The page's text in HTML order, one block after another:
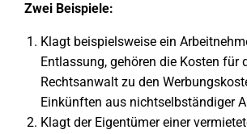
Zwei Beispiele:
Klagt beispielsweise ein
Entlassung, gehören die Kosten für
Rechtsanwalt zu den
Einkünften aus nichtselbständiger
Klagt der Eigentümer einer